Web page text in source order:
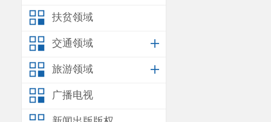
扶贫领域
交通领域
旅游领域
广播电视